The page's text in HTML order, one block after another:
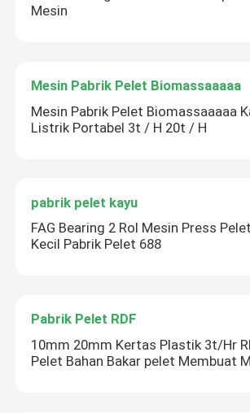
Mesin
Mesin Pabrik Pelet Biomassaaaaa
Mesin Pabrik Pelet Biomassaaaaa
Listrik Portabel 3t / H 20t / H
pabrik pelet kayu
FAG Bearing 2 Rol Mesin Press
Kecil Pabrik Pelet 688
Pabrik Pelet RDF
10mm 20mm Kertas Plastik 3t/Hr
Pelet Bahan Bakar pelet Membuat